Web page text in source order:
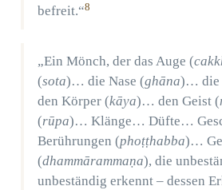
befreit.“8
„Ein Mönch, der das Auge (
(sota)… die Nase (ghāna)… die
den Körper (kāya)… den Geist (
(rūpa)… Klänge… Düfte…
Berührungen (phoṭṭhabba)…
(dhammārammaṇa), die
unbeständig erkennt – dessen